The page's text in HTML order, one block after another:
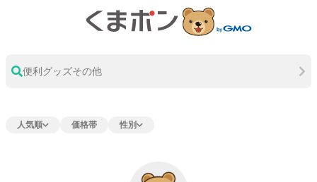
便利グッズその他
人気順 価格帯 性別